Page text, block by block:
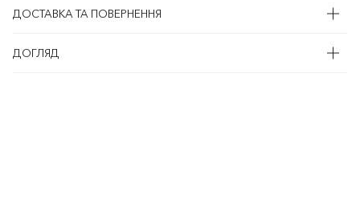
ДОСТАВКА ТА ПОВЕРНЕННЯ
ДОГЛЯД